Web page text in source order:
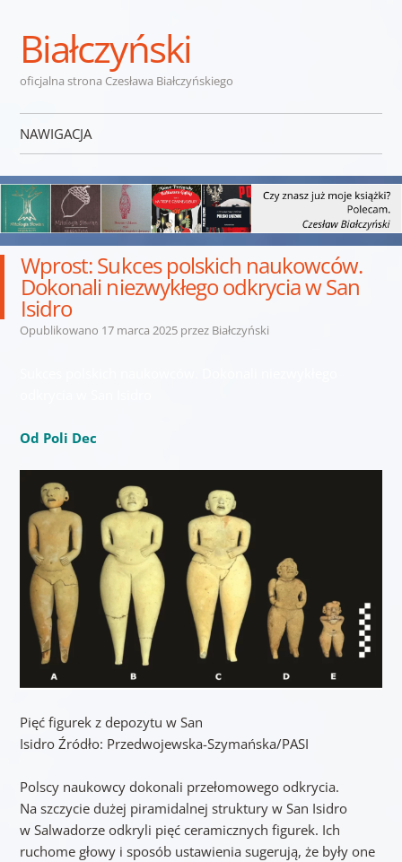
Białczyński
oficjalna strona Czesława Białczyńskiego
NAWIGACJA
Wprost: Sukces polskich naukowców.
Dokonali niezwykłego odkrycia w San
Isidro
Opublikowano 17 marca 2025przez Białczyński
Od Poli Dec
Pięć figurek z depozytu w San
Isidro Źródło: Przedwojewska-Szymańska/PASI
Polscy naukowcy dokonali przełomowego odkrycia.
Na szczycie dużej piramidalnej struktury w San Isidro
w Salwadorze odkryli pięć ceramicznych figurek. Ich
ruchome głowy i sposób ustawienia sugerują, że były one